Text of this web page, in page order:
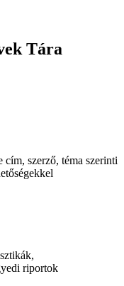
Tára
szerző, téma szerinti
riportok